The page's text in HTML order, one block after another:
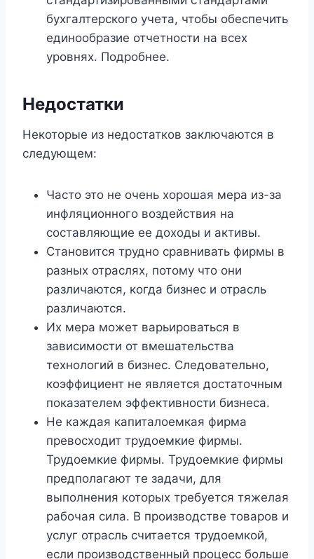
бухгалтерского учета, чтобы обеспечить
единообразие отчетности на всех
уровнях. Подробнее.
Недостатки
Некоторые из недостатков заключаются в
следующем:
Часто это не очень хорошая мера из-за
инфляционного воздействия на
составляющие ее доходы и активы.
Становится трудно сравнивать фирмы в
разных отраслях, потому что они
различаются, когда бизнес и отрасль
различаются.
Их мера может варьироваться в
зависимости от вмешательства
технологий в бизнес. Следовательно,
коэффициент не является достаточным
показателем эффективности бизнеса.
Не каждая капиталоемкая фирма
превосходит трудоемкие фирмы.
Трудоемкие фирмы. Трудоемкие фирмы
предполагают те задачи, для
выполнения которых требуется тяжелая
рабочая сила. В производстве товаров и
услуг отрасль считается трудоемкой,
если производственный процесс больше